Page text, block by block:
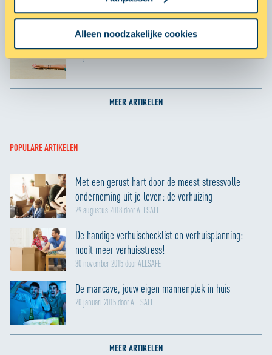
U kunt uw toestemming op elk moment wijzigen of
intrekken in de Cookieverklaring.
Met cookies maken wij de website en jouw ervaring beter
en persoonlijker. Dankzij functionele cookies werkt de
personaliseren en om functies voor social media te
met onze partners voor social media, adverteren en
analyse zodat we ook buiten onze website een
persoonlijke ervaring kunnen bieden. Voor meer
informatie over hoe wij cookies gebruiken, bekijk onze
Cookie Policy
Alleen noodzakelijke cookies
ruimte over voor leuke dingen
28 juni 2024 door ALLSAFE
Zorgeloze vakantie met ALLSAFE
18 juni 2024 door ALLSAFE
MEER ARTIKELEN
POPULARE ARTIKELEN
Met een gerust hart door de meest stressvolle
onderneming uit je leven: de verhuizing
29 augustus 2018 door ALLSAFE
De handige verhuischecklist en verhuisplanning:
nooit meer verhuisstress!
30 november 2015 door ALLSAFE
De mancave, jouw eigen mannenplek in huis
20 januari 2015 door ALLSAFE
MEER ARTIKELEN